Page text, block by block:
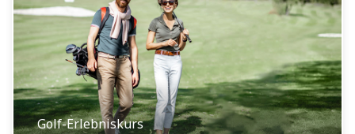
Golf-Erlebniskurs